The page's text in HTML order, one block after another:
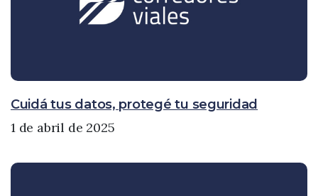
Cuidá tus datos, protegé tu seguridad
1 de abril de 2025